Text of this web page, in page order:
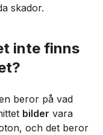
skador.
inte finns
beror på vad
bilder vara
och det beror